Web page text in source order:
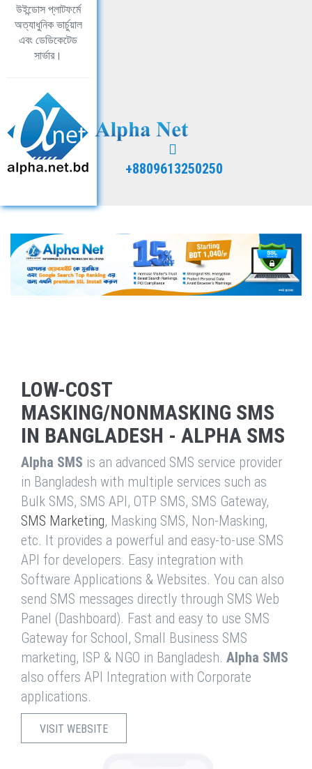
উইন্ডোস প্লাটফর্মে
অত্যাধুনিক ভার্চুয়াল
এবং ডেডিকেটেড
সার্ভার।
+8809613250250
LOW-COST
MASKING/NONMASKING SMS
IN BANGLADESH - ALPHA SMS
Alpha SMS is an advanced SMS service provider
in Bangladesh with multiple services such as
Bulk SMS, SMS API, OTP SMS, SMS Gateway,
SMS Marketing, Masking SMS, Non-Masking,
etc. It provides a powerful and easy-to-use SMS
API for developers. Easy integration with
Software Applications & Websites. You can also
send SMS messages directly through SMS Web
Panel (Dashboard). Fast and easy to use SMS
Gateway for School, Small Business SMS
marketing, ISP & NGO in Bangladesh. Alpha SMS
also offers API Integration with Corporate
applications.
VISIT WEBSITE